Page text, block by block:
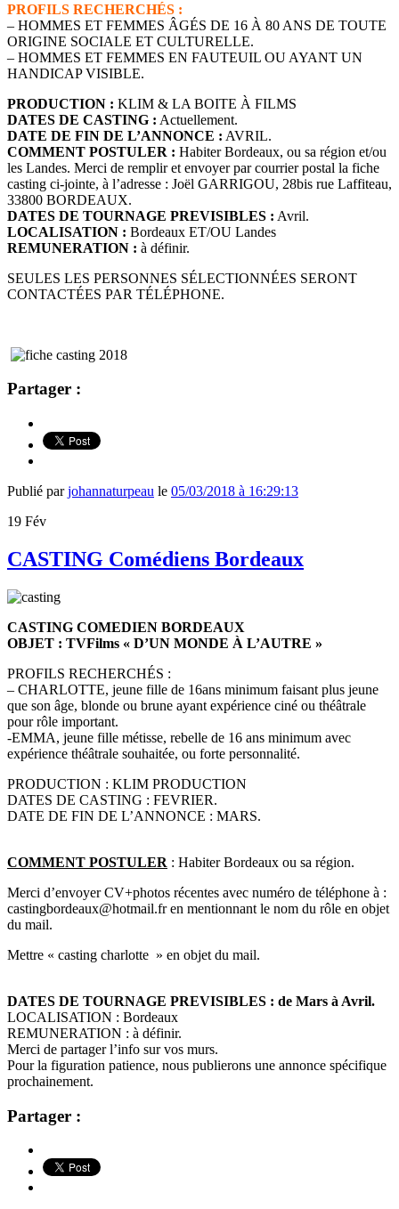
PROFILS RECHERCHÉS :
– HOMMES ET FEMMES ÂGÉS DE 16 À 80 ANS DE TOUTE
ORIGINE SOCIALE ET CULTURELLE.
– HOMMES ET FEMMES EN FAUTEUIL OU AYANT UN
HANDICAP VISIBLE.
PRODUCTION : KLIM & LA BOITE À FILMS
DATES DE CASTING : Actuellement.
DATE DE FIN DE L’ANNONCE : AVRIL.
COMMENT POSTULER : Habiter Bordeaux, ou sa région et/ou
les Landes. Merci de remplir et envoyer par courrier postal la fiche
casting ci-jointe, à l’adresse : Joël GARRIGOU, 28bis rue Laffiteau,
33800 BORDEAUX.
DATES DE TOURNAGE PREVISIBLES : Avril.
LOCALISATION : Bordeaux ET/OU Landes
REMUNERATION : à définir.
SEULES LES PERSONNES SÉLECTIONNÉES SERONT
CONTACTÉES PAR TÉLÉPHONE.
Partager :
Publié parjohannaturpeau le 05/03/2018 à 16:29:13
19 Fév
CASTING Comédiens Bordeaux
CASTING COMEDIEN BORDEAUX
OBJET : TVFilms « D’UN MONDE À L’AUTRE »
PROFILS RECHERCHÉS :
– CHARLOTTE, jeune fille de 16ans minimum faisant plus jeune
que son âge, blonde ou brune ayant expérience ciné ou théâtrale
pour rôle important.
-EMMA, jeune fille métisse, rebelle de 16 ans minimum avec
expérience théâtrale souhaitée, ou forte personnalité.
PRODUCTION : KLIM PRODUCTION
DATES DE CASTING : FEVRIER.
DATE DE FIN DE L’ANNONCE : MARS.
COMMENT POSTULER : Habiter Bordeaux ou sa région.
Merci d’envoyer CV+photos récentes avec numéro de téléphone à :
castingbordeaux@hotmail.fren mentionnant le nom du rôle en objet
du mail.
Mettre « casting charlotte » en objet du mail.
DATES DE TOURNAGE PREVISIBLES : de Mars à Avril.
LOCALISATION : Bordeaux
REMUNERATION : à définir.
Merci de partager l’info sur vos murs.
Pour la figuration patience, nous publierons une annonce spécifique
prochainement.
Partager :